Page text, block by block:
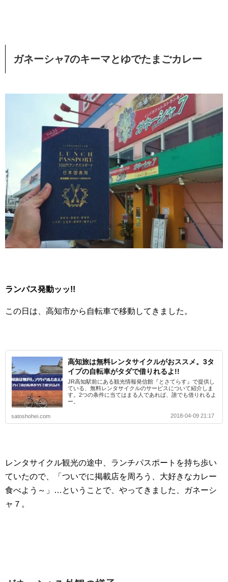
ガネーシャ7のキーマとゆでたまごカレー
ランパス発動ッッ!!
この日は、高知市から自転車で移動してきました。
高知旅は無料レンタサイクルがおススメ。3タ
イプの自転車がタダで借りれるよ!!
JR高知駅前にある観光情報発信館『とさてらす』で提供し
ている、無料レンタサイクルのサービスについて紹介しま
す。2つの条件に当てはまる人であれば、誰でも借りれるよ
ー。
satoshohei.com 2018-04-09 21:17
レンタサイクル観光の途中、ランチパスポートを持ち歩い
ていたので、「ついでに掲載店を周ろう、大好きなカレー
食べよう～」…ということで、やってきました、ガネーシ
ャ７。